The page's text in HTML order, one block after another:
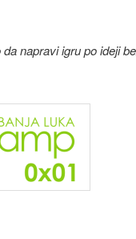
da napravi igru po ideji